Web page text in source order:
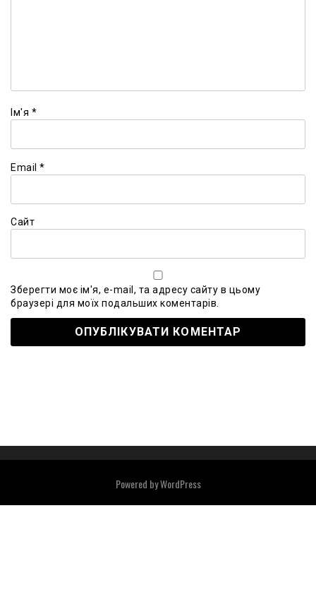
Ім'я *
Email *
Сайт
Зберегти моє ім'я, e-mail, та адресу сайту в цьому
браузері для моїх подальших коментарів.
Powered byWordPress